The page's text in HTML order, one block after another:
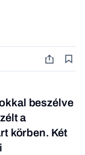
beszélve
a
körben. Két